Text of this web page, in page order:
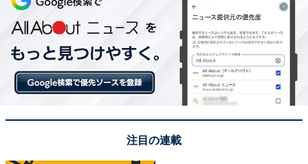
2003年に旭日小綬章を受章。ドラマや映画での活躍が長
かったため、宝塚のイメージを持っていなかった人が多
いようです。
回答者からは、「踊りができそうなイメージがないか
ら」（岡山県／40代女性）、「年齢が上すぎて知らなか
ったから」（神奈川県／30代女性）、「所作が美しいと
思ったら、どうりで納得しました」（埼玉県／40代女
注目の連載